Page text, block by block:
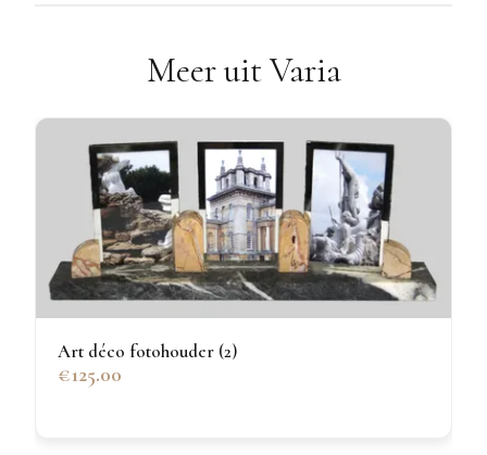
Meer uit Varia
Art déco fotohouder (2)
€125.00